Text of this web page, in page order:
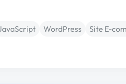
WordPress Site E-